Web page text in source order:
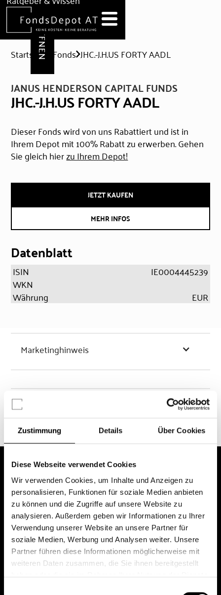
Zustimmung Details Über Cookies
Diese Webseite verwendet Cookies
Wir verwenden Cookies, um Inhalte und Anzeigen zu
personalisieren, Funktionen für soziale Medien anbieten
zu können und die Zugriffe auf unsere Website zu
analysieren. Außerdem geben wir Informationen zu Ihrer
Verwendung unserer Website an unsere Partner für
soziale Medien, Werbung und Analysen weiter. Unsere
Partner führen diese Informationen möglicherweise mit
weiteren Daten zusammen, die Sie ihnen bereitgestellt
Hilfe & Formulare
DEPOT ERÖFFNEN
Startseite Fonds JHC.-J.H.US FORTY AADL
JANUS HENDERSON CAPITAL FUNDS
JHC.-J.H.US FORTY AADL
Dieser Fonds wird von uns Rabattiert und ist in
Ihrem Depot mit 100% Rabatt zu erwerben. Gehen
Sie gleich hierzu Ihrem Depot!
JETZT KAUFEN
MEHR INFOS
Datenblatt
ISIN
IE0004445239
WKN
Währung
EUR
Marketinghinweis
Chancen & Risiken
Das erste Depot in Österreich mit 0€ Kontoführung,
0€ Ausgabeaufschlag und 0€ Depotgebühren bei
knapp 2000 Fonds und 0€ Orderspesen.